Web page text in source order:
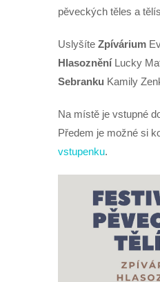
pěveckých těles a
Uslyšíte Zpívárium
Hlasoznění Lucky
Sebranku Kamily
Na místě je vstupné
Předem je možné si
vstupenku.